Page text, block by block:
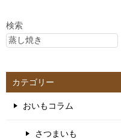
検索
カテゴリー
おいもコラム
さつまいも